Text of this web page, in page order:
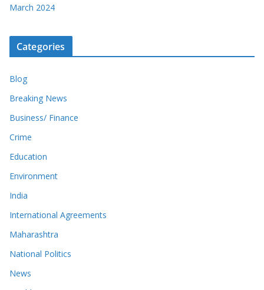
March 2024
Categories
Blog
Breaking News
Business/ Finance
Crime
Education
Environment
India
International Agreements
Maharashtra
National Politics
News